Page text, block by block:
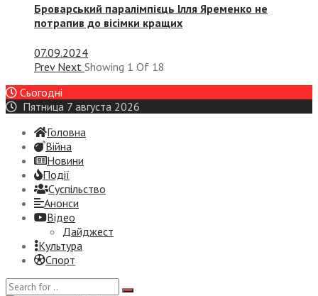
Броварський паралімпієць Ілля Яременко не
потрапив до вісімки кращих
07.09.2024
Prev Next Showing 1 Of 18
Сьогодні
Пятница 7 августа 2026
Головна
Війна
Новини
Події
Суспiльство
Анонси
Відео
Дайджест
Культура
Спорт